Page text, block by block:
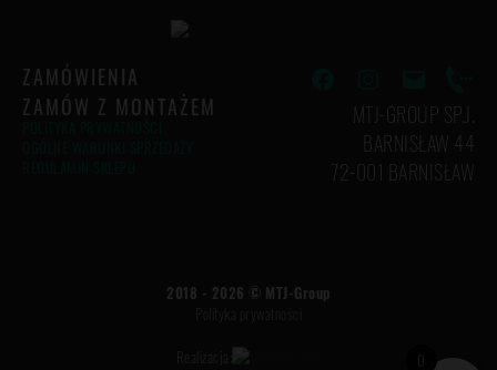
ZAMÓWIENIA
ZAMÓW Z MONTAŻEM
MTJ-GROUP SP.J.
BARNISŁAW 44
72-001 BARNISŁAW
2018 - 2026 © MTJ-Group